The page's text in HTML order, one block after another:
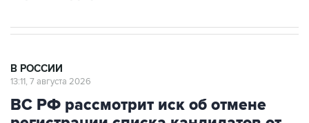
ВС РФ рассмотрит иск об отмене
регистрации списка кандидатов от
"Яблока" на выборы в Думу